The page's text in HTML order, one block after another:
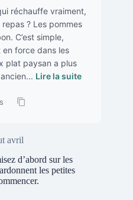
réchauffe vraiment,
? Les pommes
C’est simple,
force dans les
plat paysan a plus
Lire la suite
·
avril
d’abord sur les
les petites